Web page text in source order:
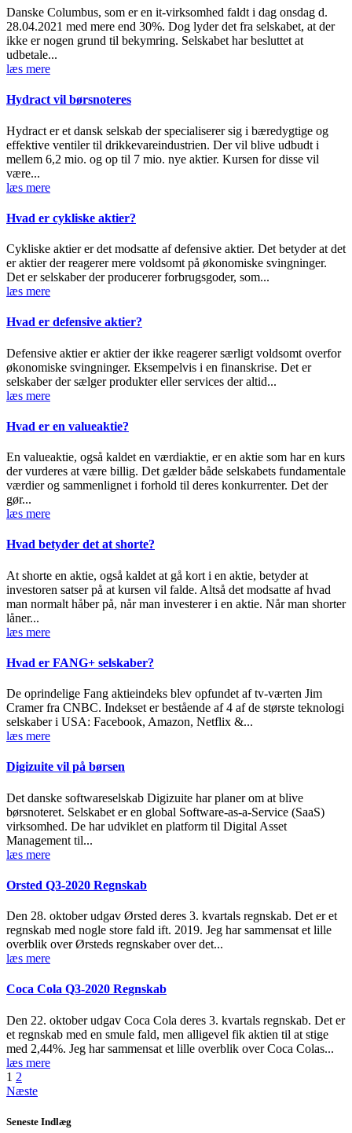
Danske Columbus, som er en it-virksomhed faldt i dag onsdag d.
28.04.2021 med mere end 30%. Dog lyder det fra selskabet, at der
ikke er nogen grund til bekymring. Selskabet har besluttet at
udbetale...
læs mere
Hydract vil børsnoteres
Hydract er et dansk selskab der specialiserer sig i bæredygtige og
effektive ventiler til drikkevareindustrien. Der vil blive udbudt i
mellem 6,2 mio. og op til 7 mio. nye aktier. Kursen for disse vil
være...
læs mere
Hvad er cykliske aktier?
Cykliske aktier er det modsatte af defensive aktier. Det betyder at det
er aktier der reagerer mere voldsomt på økonomiske svingninger.
Det er selskaber der producerer forbrugsgoder, som...
læs mere
Hvad er defensive aktier?
Defensive aktier er aktier der ikke reagerer særligt voldsomt overfor
økonomiske svingninger. Eksempelvis i en finanskrise. Det er
selskaber der sælger produkter eller services der altid...
læs mere
Hvad er en valueaktie?
En valueaktie, også kaldet en værdiaktie, er en aktie som har en kurs
der vurderes at være billig. Det gælder både selskabets fundamentale
værdier og sammenlignet i forhold til deres konkurrenter. Det der
gør...
læs mere
Hvad betyder det at shorte?
At shorte en aktie, også kaldet at gå kort i en aktie, betyder at
investoren satser på at kursen vil falde. Altså det modsatte af hvad
man normalt håber på, når man investerer i en aktie. Når man shorter
låner...
læs mere
Hvad er FANG+ selskaber?
De oprindelige Fang aktieindeks blev opfundet af tv-værten Jim
Cramer fra CNBC. Indekset er bestående af 4 af de største teknologi
selskaber i USA: Facebook, Amazon, Netflix &...
læs mere
Digizuite vil på børsen
Det danske softwareselskab Digizuite har planer om at blive
børsnoteret. Selskabet er en global Software-as-a-Service (SaaS)
virksomhed. De har udviklet en platform til Digital Asset
Management til...
læs mere
Orsted Q3-2020 Regnskab
Den 28. oktober udgav Ørsted deres 3. kvartals regnskab. Det er et
regnskab med nogle store fald ift. 2019. Jeg har sammensat et lille
overblik over Ørsteds regnskaber over det...
læs mere
Coca Cola Q3-2020 Regnskab
Den 22. oktober udgav Coca Cola deres 3. kvartals regnskab. Det er
et regnskab med en smule fald, men alligevel fik aktien til at stige
med 2,44%. Jeg har sammensat et lille overblik over Coca Colas...
læs mere
Navigation
til
indlæg
Navigation
til
indlæg
Side
1 Side
2
Navigation
til
Næste
Seneste Indlæg